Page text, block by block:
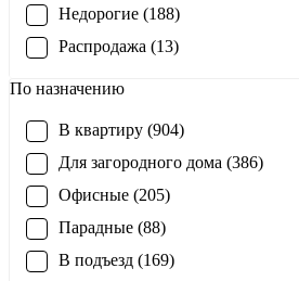
Недорогие (188)
Распродажа (13)
По назначению
В квартиру (904)
Для загородного дома (386)
Офисные (205)
Парадные (88)
В подъезд (169)